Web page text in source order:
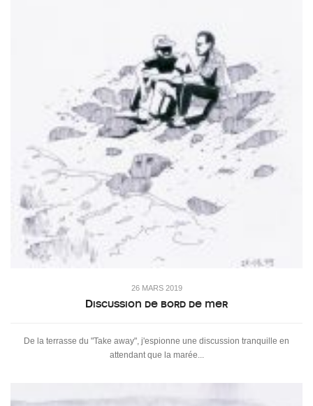
26 MARS 2019
Discussion de bord de mer
De la terrasse du "Take away", j'espionne une discussion tranquille en
attendant que la marée...